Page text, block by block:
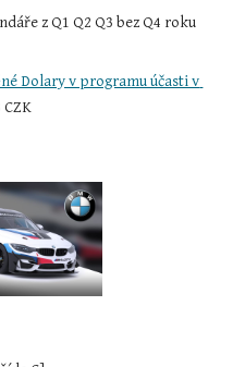
z Q1 Q2 Q3 bez Q4
Dolary v programu účasti v
CZK